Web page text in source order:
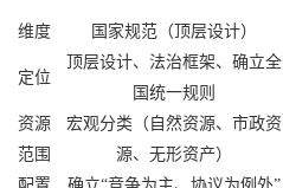
维度 国家规范（顶层设计）
定位
顶层设计、法治框架、确立全
国统一规则
资源
范围
宏观分类（自然资源、市政资
源、无形资产）